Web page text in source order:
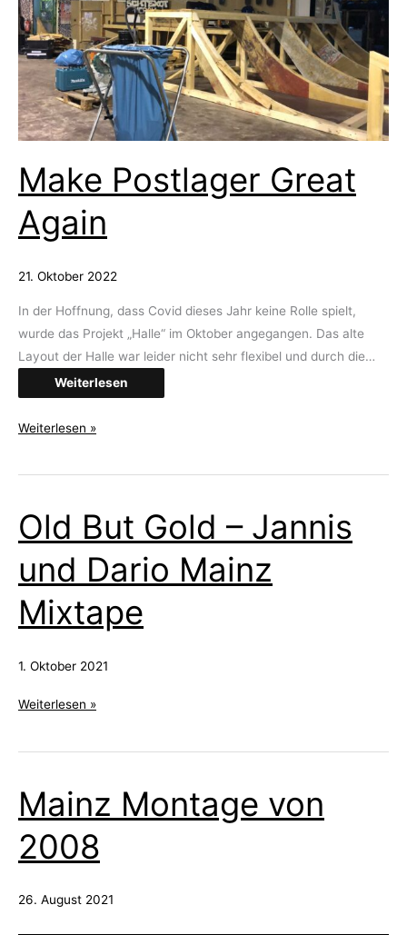
Make Postlager Great
Again
21. Oktober 2022
In der Hoffnung, dass Covid dieses Jahr keine Rolle spielt,
wurde das Projekt „Halle“ im Oktober angegangen. Das alte
Layout der Halle war leider nicht sehr flexibel und durch die…
Weiterlesen
Make
Great
Weiterlesen »
Old But Gold – Jannis
und Dario Mainz
Mixtape
1. Oktober 2021
Old
Gold
Jannis
und
Dario
Mainz
Weiterlesen »
Mainz Montage von
2008
26. August 2021